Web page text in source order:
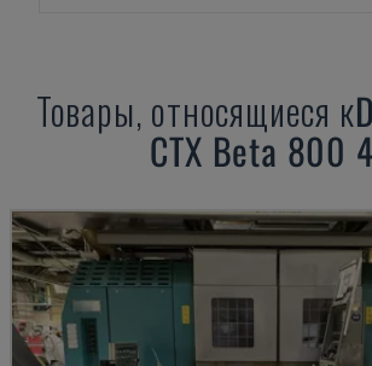
Товары, относящиеся к
CTX Beta 800